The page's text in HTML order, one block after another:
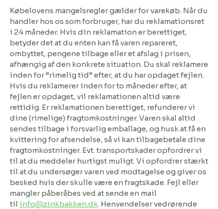
Købelovens mangelsregler gælder for varekøb. Når du
handler hos os som forbruger, har du reklamationsret
i 24 måneder. Hvis din reklamation er berettiget,
betyder det at du enten kan få varen repareret,
ombyttet, pengene tilbage eller et afslag i prisen,
afhængig af den konkrete situation. Du skal reklamere
inden for ”rimelig tid” efter, at du har opdaget fejlen.
Hvis du reklamerer inden for to måneder efter, at
fejlen er opdaget, vil reklamationen altid være
rettidig. Er reklamationen berettiget, refunderer vi
dine (rimelige) fragtomkostninger. Varen skal altid
sendes tilbage i forsvarlig emballage, og husk at få en
kvittering for afsendelse, så vi kan tilbagebetale dine
fragtomkostninger. Evt. transportskader opfordrer vi
til at du meddeler hurtigst muligt. Vi opfordrer stærkt
til at du undersøger varen ved modtagelse og giver os
besked hvis der skulle være en fragtskade. Fejl eller
mangler påberåbes ved at sende en mail
til info@zinkbakken.dk. Henvendelser vedrørende